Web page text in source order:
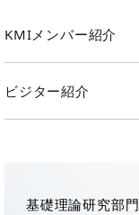
KMIメンバー紹介
ビジター紹介
基礎理論研究部門